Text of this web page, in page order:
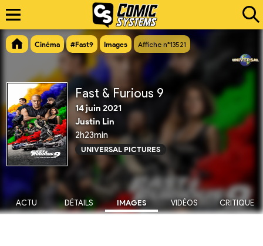
Cinéma #Fast9 Images Affiche n°13521
Fast & Furious 9
14 juin 2021
Justin Lin
2h23min
UNIVERSAL PICTURES
ACTU DÉTAILS IMAGES VIDÉOS CRITIQUE